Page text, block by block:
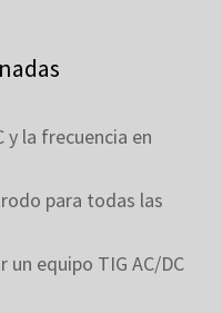
y la frecuencia en
para todas las
equipo TIG AC/DC